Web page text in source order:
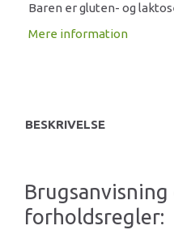
Baren er gluten- og
Mere information
BESKRIVELSE
Brugsanvisning
forholdsregler: